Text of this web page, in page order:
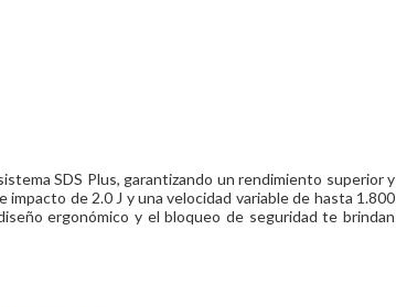
SDS Plus, garantizando un rendimiento superior y
de 2.0 J y una velocidad variable de hasta 1.800
ergonómico y el bloqueo de seguridad te brindan